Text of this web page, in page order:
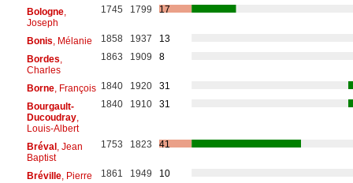
Bologne,
Joseph
1745 1799 17
Bonis , Mélanie 1858 1937
13
Bordes
Charles
1863 1909 8
Borne, François 1840 1920
31
Bourgault-
Ducoudray,
Louis-Albert
1840 1910 31
Bréval, Jean
Baptist
1753 1823 41
Bréville, Pierre 1861 1949
10